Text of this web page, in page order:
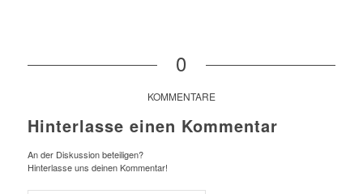
0
KOMMENTARE
Hinterlasse einen Kommentar
An der Diskussion beteiligen?
Hinterlasse uns deinen Kommentar!